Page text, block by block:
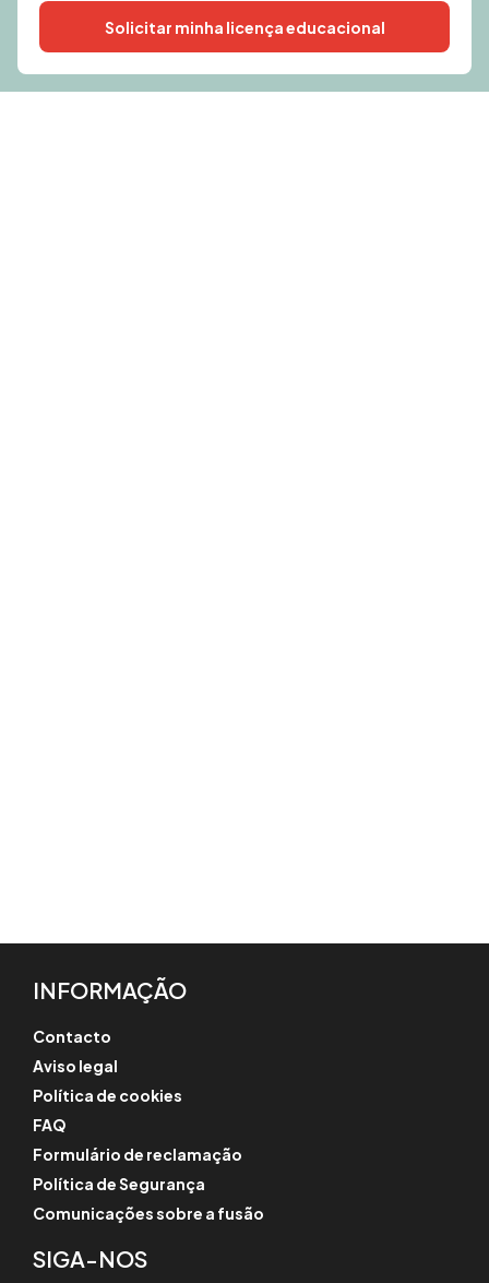
Solicitar minha licença educacional
INFORMAÇÃO
Contacto
Aviso legal
Política de cookies
FAQ
Formulário de reclamação
Política de Segurança
Comunicações sobre a fusão
SIGA-NOS